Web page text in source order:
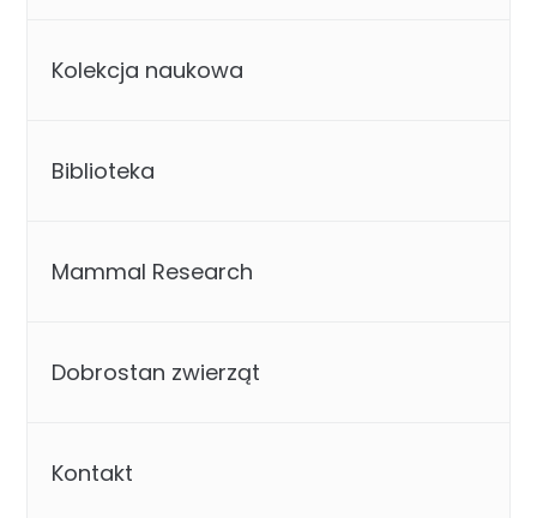
Kolekcja naukowa
Biblioteka
Mammal Research
Dobrostan zwierząt
Kontakt